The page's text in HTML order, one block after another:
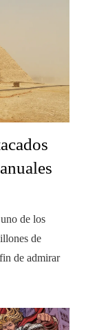
de los
de
de admirar